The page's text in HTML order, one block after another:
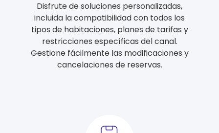
Disfrute de soluciones personalizadas,
incluida la compatibilidad con todos los
tipos de habitaciones, planes de tarifas y
restricciones específicas del canal.
Gestione fácilmente las modificaciones y
cancelaciones de reservas.